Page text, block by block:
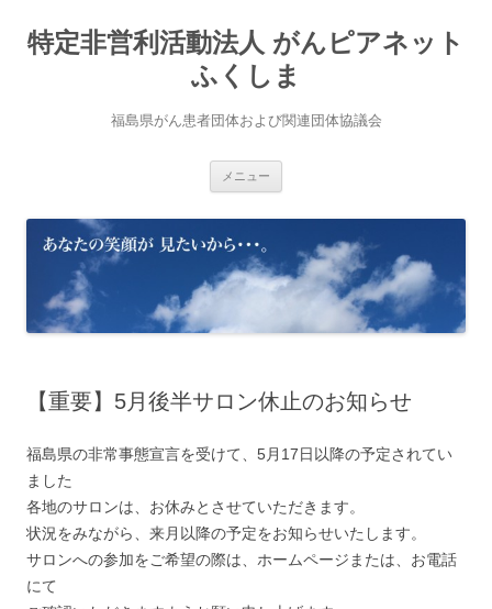
テ
ン
特定非営利活動法人 がんピアネット
ふくしま
福島県がん患者団体および関連団体協議会
メニュー
【重要】5月後半サロン休止のお知らせ
福島県の非常事態宣言を受けて、5月17日以降の予定されてい
ました
各地のサロンは、お休みとさせていただきます。
状況をみながら、来月以降の予定をお知らせいたします。
サロンへの参加をご希望の際は、ホームページまたは、お電話
にて